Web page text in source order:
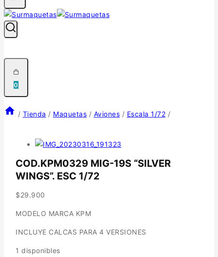
0
/ Tienda / Maquetas / Aviones / Escala 1/72 /
COD.KPM0329 MIG-19S “SILVER
WINGS”. ESC 1/72
$29.900
MODELO MARCA KPM
INCLUYE CALCAS PARA 4 VERSIONES
1 disponibles